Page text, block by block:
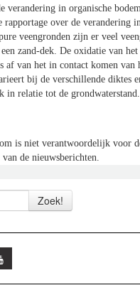
verandering in organische
rapportage over de verandering in
veengronden zijn er veel
zand-dek. De oxidatie van het
af van het in contact komen van
bij de verschillende diktes
in relatie tot de grondwaterstand.
is niet verantwoordelijk voor
van de nieuwsberichten.